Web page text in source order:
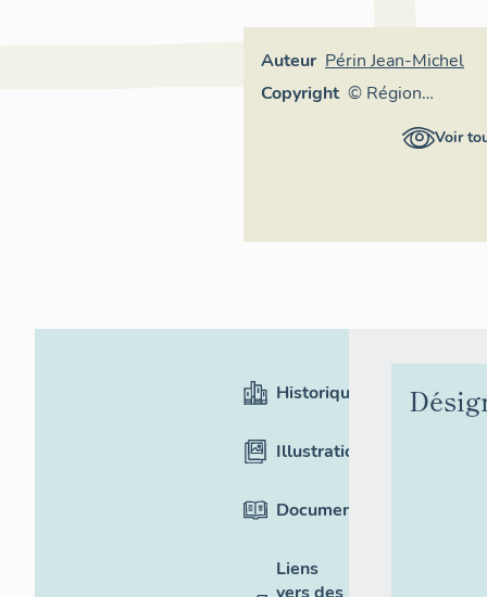
Auteur Périn Jean-Michel
Copyright © Région
Auvergne -Voir
Historique
Illustrations
Documentation
Liens